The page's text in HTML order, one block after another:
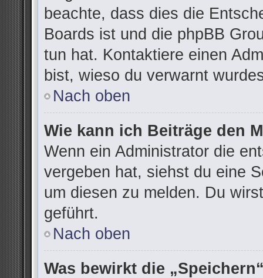
beachte, dass dies die
Boards ist und die phpBB
tun hat. Kontaktiere einen
bist, wieso du verwarnt
Nach oben
Wie kann ich Beiträge den
Wenn ein Administrator die
vergeben hat, siehst du eine
um diesen zu melden. Du
geführt.
Nach oben
Was bewirkt die